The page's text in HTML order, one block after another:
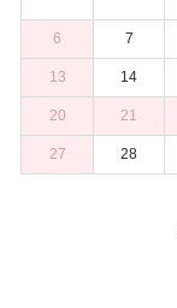
6 7
13 14
20 21
27 28